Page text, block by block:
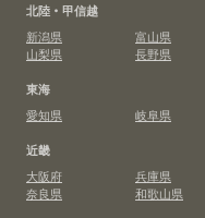
北陸・甲信越
新潟県
富山県
山梨県
長野県
東海
愛知県
岐阜県
近畿
大阪府
兵庫県
奈良県
和歌山県